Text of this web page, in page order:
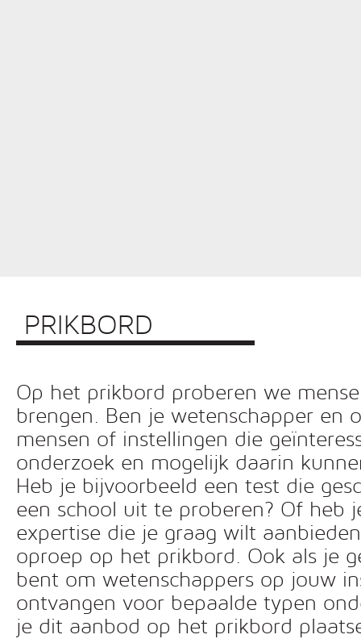
PRIKBORD
Op het prikbord proberen we
brengen. Ben je wetenschapper en
mensen of instellingen die
onderzoek en mogelijk daarin
Heb je bijvoorbeeld een test die
een school uit te proberen? Of heb
expertise die je graag wilt
oproep op het prikbord. Ook als je
bent om wetenschappers op jouw
ontvangen voor bepaalde typen
je dit aanbod op het prikbord